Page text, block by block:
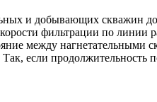
и добывающих скважин
фильтрации по линии
между
если